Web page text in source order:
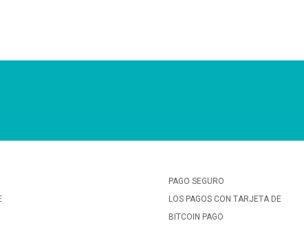
PAGO SEGURO
LOS PAGOS CON TARJETA DE
BITCOIN PAGO